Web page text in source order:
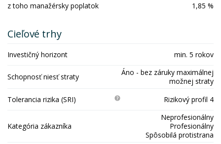
z toho manažérsky poplatok 1,85 %
Cieľové trhy
Investičný horizont min. 5 rokov
Schopnosť niesť straty
Áno - bez záruky maximálnej
možnej straty
Tolerancia rizika (SRI)
Rizikový profil 4
Kategória zákazníka
Neprofesionálny
Profesionálny
Spôsobilá protistrana